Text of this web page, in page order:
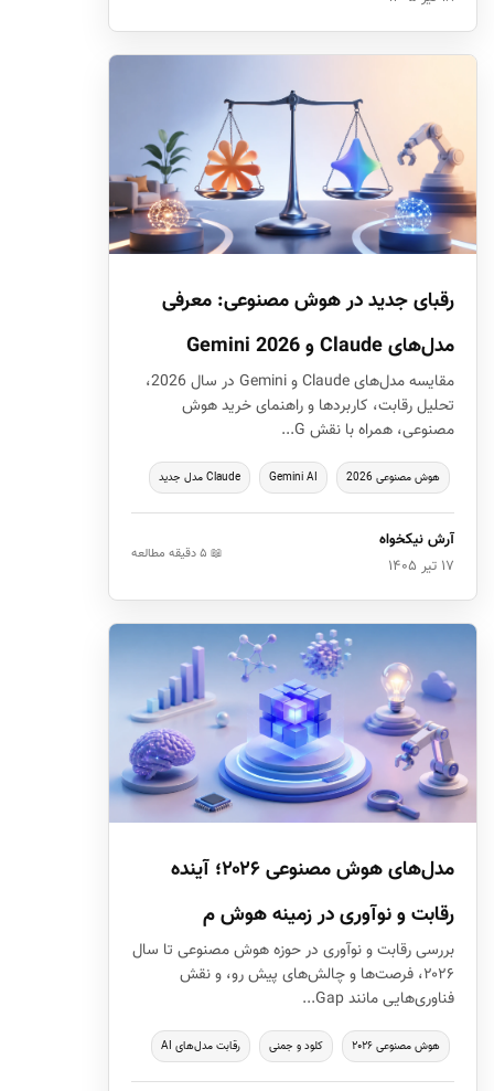
رقبای جدید در هوش مصنوعی: معرفی
مدل‌های Claude و Gemini 2026
مقایسه مدل‌های Claude و Gemini در سال 2026،
تحلیل رقابت، کاربردها و راهنمای خرید هوش
مصنوعی، همراه با نقش G...
هوش مصنوعی 2026 Gemini AI Claude مدل جدید
آرش نیکخواه
۱۷ تیر ۱۴۰۵
📖 ۵ دقیقه مطالعه
مدل‌های هوش مصنوعی ۲۰۲۶؛ آینده
رقابت و نوآوری در زمینه هوش م
بررسی رقابت و نوآوری در حوزه هوش مصنوعی تا سال
۲۰۲۶، فرصت‌ها و چالش‌های پیش رو، و نقش
فناوری‌هایی مانند Gap...
هوش مصنوعی ۲۰۲۶ کلود و جمنی رقابت مدل‌های AI